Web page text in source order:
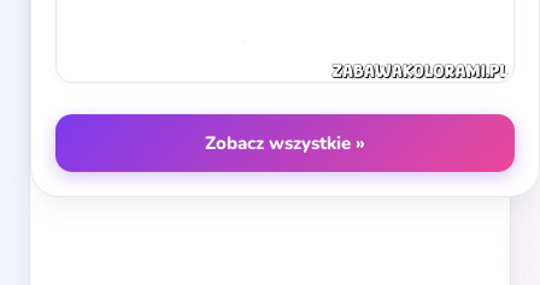
Zobacz wszystkie »